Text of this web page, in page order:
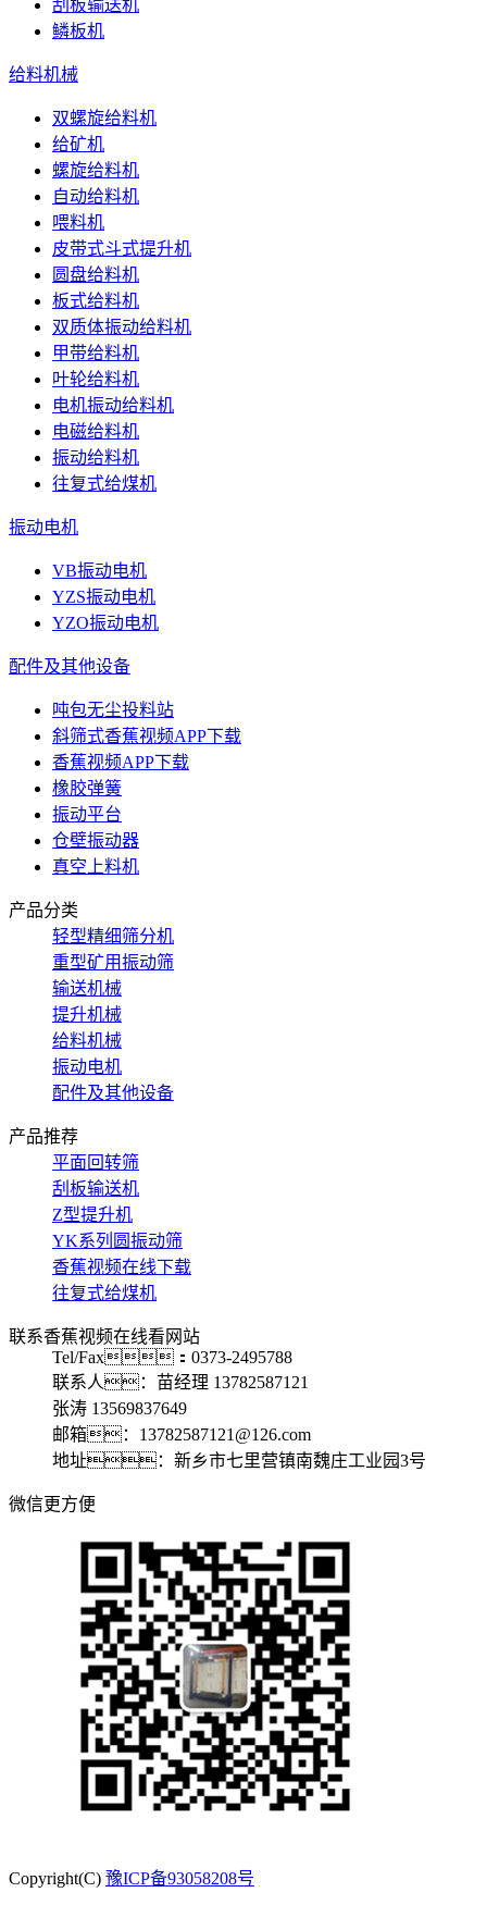
刮板输送机
鳞板机
给料机械
双螺旋给料机
给矿机
螺旋给料机
自动给料机
喂料机
皮带式斗式提升机
圆盘给料机
板式给料机
双质体振动给料机
甲带给料机
叶轮给料机
电机振动给料机
电磁给料机
振动给料机
往复式给煤机
振动电机
VB振动电机
YZS振动电机
YZO振动电机
配件及其他设备
吨包无尘投料站
斜筛式香蕉视频APP下载
香蕉视频APP下载
橡胶弹簧
振动平台
仓壁振动器
真空上料机
产品分类
轻型精细筛分机
重型矿用振动筛
输送机械
提升机械
给料机械
振动电机
配件及其他设备
产品推荐
平面回转筛
刮板输送机
Z型提升机
YK系列圆振动筛
香蕉视频在线下载
往复式给煤机
联系香蕉视频在线看网站
Tel/Fax：0373-2495788
联系人：苗经理 13782587121
张涛 13569837649
邮箱：13782587121@126.com
地址：新乡市七里营镇南魏庄工业园3号
微信更方便
Copyright(C) 豫ICP备93058208号